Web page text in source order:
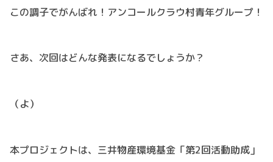
この調子でがんばれ！アンコールクラウ村青年グループ！
さあ、次回はどんな発表になるでしょうか？
（よ）
本プロジェクトは、三井物産環境基金「第2回活動助成」